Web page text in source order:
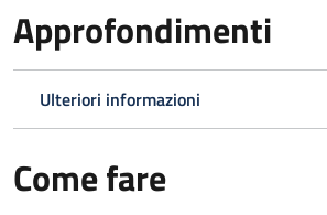
Approfondimenti
Ulteriori informazioni
Come fare